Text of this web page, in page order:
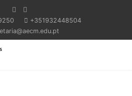
+351932448504